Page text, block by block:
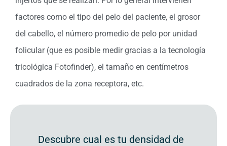
factores como el tipo del pelo del paciente, el grosor
del cabello, el número promedio de pelo por unidad
folicular (que es posible medir gracias a la tecnología
tricológica Fotofinder), el tamaño en centímetros
cuadrados de la zona receptora, etc.
Descubre cual es tu densidad de